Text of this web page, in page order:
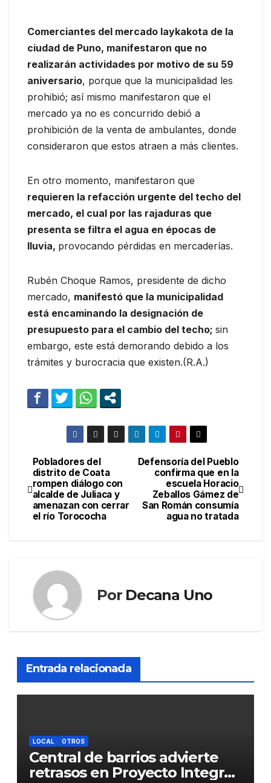
Comerciantes del mercado laykakota de la
ciudad de Puno, manifestaron que no
realizarán actividades por motivo de su 59
aniversario, porque que la municipalidad les
prohibió; así mismo manifestaron que el
mercado ya no es concurrido debió a
prohibición de la venta de ambulantes, donde
consideraron que estos atraen a más clientes.
En otro momento, manifestaron que
requieren la refacción urgente del techo del
mercado, el cual por las rajaduras que
presenta se filtra el agua en épocas de
lluvia, provocando pérdidas en mercaderías.
Rubén Choque Ramos, presidente de dicho
mercado, manifestó que la municipalidad
está encaminando la designación de
presupuesto para el cambio del techo; sin
embargo, este está demorando debido a los
trámites y burocracia que existen.(R.A.)
Navegación
de
entradas
Defensoría del Pueblo
confirma que en la
escuela Horacio
Zeballos Gámez de
San Román consumía
agua no tratada
Pobladores del
distrito de Coata
rompen diálogo con
alcalde de Juliaca y
amenazan con cerrar
el río Torococha
Por Decana Uno
Entrada relacionada
LOCAL OTROS
Central de barrios advierte
retrasos en Proyecto Integral